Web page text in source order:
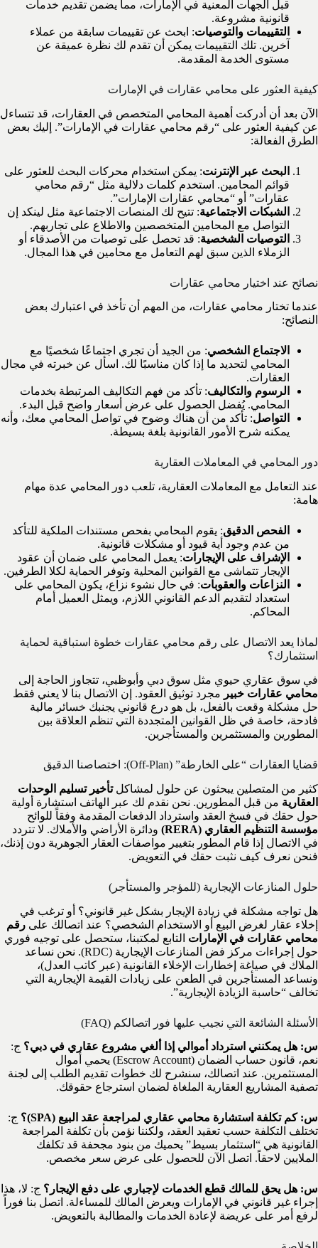
قبل الجهات المعنية في الإمارات، مما يضمن تقديم خدمات
قانونية مشروعة.
التقييمات والتوصيات: ابحث عن تقييمات سابقة من عملاء
آخرين. تلك التقييمات يمكن أن تقدم لك نظرة عميقة عن
مستوى الخدمة المقدمة.
كيفية العثور على محامي عقارات في الإمارات
الآن بعد أن أدركت أهمية المحامي المتخصص في العقارات، قد تتساءل
عن كيفية العثور على “رقم محامي عقارات في الإمارات”. إليك بعض
الطرق الفعالة:
البحث عبر الإنترنت: يمكن استخدام محركات البحث للعثور على
قوائم المحامين. استخدم كلمات دلالية مثل “رقم محامي
عقارات” أو “محامي عقارات الإمارات”.
الشبكات الاجتماعية: تتيح لك المنصات الاجتماعية مثل لينكد إن
التواصل مع المحامين المتخصصين والاطلاع على تجاربهم.
التوصيات الشخصية: قد تحصل على توصيات من الأصدقاء أو
الزملاء الذين سبق لهم التعامل مع محامين في هذا المجال.
نصائح عند اختيار محامي عقارات
عندما تختار محامي عقارات، من المهم أن تأخذ في اعتبارك بعض
النصائح:
الاجتماع الشخصي: من الجيد أن تجري اجتماعًا شخصيًا مع
المحامي لتحديد ما إذا كان مناسبًا لك. اسأل عن خبرته في مجال
العقارات.
الرسوم والتكاليف: تأكد من فهم التكاليف المرتبطة بخدمات
المحامي. يُفضل الحصول على عرض أسعار واضح قبل البدء.
التواصل: تأكد من أن هناك وضوح في تواصل المحامي معك، وأنه
يمكنه شرح الأمور القانونية بلغة بسيطة.
دور المحامي في المعاملات العقارية
عند التعامل مع المعاملات العقارية، تلعب دور المحامي عدة مهام
هامة:
الفحص الدقيق: يقوم المحامي بفحص مستندات الملكية للتأكد
من عدم وجود أية قيود أو مشكلات قانونية.
الإشراف على الإيجارات: يعمل المحامي على ضمان أن عقود
الإيجار تتماشى مع القوانين المحلية وتوفر الحماية لكلا الطرفين.
النزاعات والعقوبات: في حال نشوء نزاع، يكون المحامي على
استعداد لتقديم الدعم القانوني اللازم، ويمثل العميل أمام
المحاكم.
لماذا يعد الاتصال على رقم محامي عقارات خطوة استباقية لحماية
استثمارك؟
في سوق عقاري حيوي مثل سوق دبي وأبوظبي، تتجاوز الحاجة إلى
محامي عقارات خبير مجرد توثيق العقود. إن الاتصال بنا لا يعني فقط
حل مشكلة وقعت بالفعل، بل هو درع قانوني يجنبك خسائر مالية
فادحة، خاصة في ظل القوانين المتجددة التي تنظم العلاقة بين
المطورين والمستثمرين والمستأجرين.
قضايا العقارات “على الخارطة” (Off-Plan): اختصاصنا الدقيق
كثير من المتصلين يبحثون عن حلول لمشاكلتأخير تسليم الوحدات
العقارية من قبل المطورين. نحن نقدم لك عبر الهاتف استشارة أولية
حول حقك في فسخ العقد واسترداد الدفعات المقدمة وفقاً للوائح
مؤسسة التنظيم العقاري (RERA)
ودائرة الأراضي والأملاك. لا تتردد
في الاتصال إذا قام المطور بتغيير مواصفات العقار الجوهرية دون إذنك،
فنحن نعرف كيف نثبت حقك في التعويض.
حلول المنازعات الإيجارية (للمؤجر والمستأجر)
هل تواجه مشكلة في زيادة الإيجار بشكل غير قانوني؟ أو ترغب في
إخلاء عقار لغرض البيع أو الاستخدام الشخصي؟ عند اتصالك على رقم
محامي عقارات في الإمارات التابع لمكتبنا، ستحصل على توجيه فوري
حول إجراءات مركز فض المنازعات الإيجارية (RDC). نحن نساعد
الملاك في صياغة إخطارات الإخلاء القانونية (عبر كاتب العدل)،
ونساعد المستأجرين في الطعن على زيادات القيمة الإيجارية التي
تخالف “حاسبة الزيادة الإيجارية”.
الأسئلة الشائعة التي نجيب عليها فور اتصالكم (FAQ)
س: هل يمكنني استرداد أموالي إذا ألغي مشروع عقاري في دبي؟ ج:
نعم، قانون حساب الضمان (Escrow Account) يحمي أموال
المستثمرين. عند اتصالك، سنشرح لك خطوات تقديم الطلب إلى لجنة
تصفية المشاريع العقارية الملغاة لضمان استرجاع حقوقك.
س: كم تكلفة استشارة محامي عقاري لمراجعة عقد البيع (SPA)؟
ج:
تختلف التكلفة حسب تعقيد العقد، ولكننا نؤمن بأن تكلفة المراجعة
القانونية هي “استثمار بسيط” يحميك من بنود مجحفة قد تكلفك
الملايين لاحقاً. اتصل الآن للحصول على عرض سعر مخصص.
س: هل يحق للمالك قطع الخدمات لإجباري على دفع الإيجار؟ ج: لا، هذا
إجراء غير قانوني في الإمارات ويعرض المالك للمساءلة. اتصل بنا فوراً
لرفع أمر على عريضة لإعادة الخدمات والمطالبة بالتعويض.